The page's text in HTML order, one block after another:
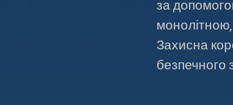
за
Захисна
безпечного